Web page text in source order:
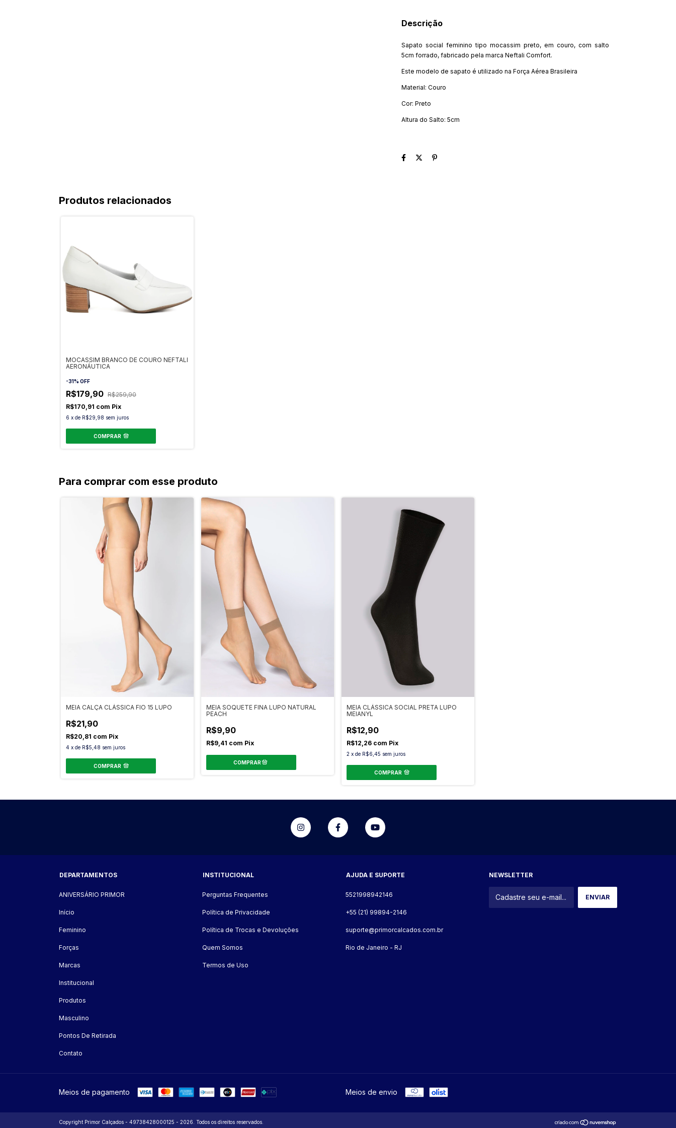
Descrição
Sapato social feminino tipo mocassim preto, em couro, com salto
5cm forrado, fabricado pela marca Neftali Comfort.
Este modelo de sapato é utilizado na Força Aérea Brasileira
Material: Couro
Cor: Preto
Altura do Salto: 5cm
Produtos relacionados
MOCASSIM BRANCO DE COURO NEFTALI
AERONÁUTICA
-31% OFF
R$179,90 R$259,90
R$170,91 com Pix
6 x de R$29,98 sem juros
COMPRAR
Para comprar com esse produto
MEIA CALÇA CLÁSSICA FIO 15 LUPO
R$21,90
R$20,81 com Pix
4 x de R$5,48 sem juros
COMPRAR
MEIA SOQUETE FINA LUPO NATURAL
PEACH
R$9,90
R$9,41 com Pix
MEIA CLÁSSICA SOCIAL PRETA LUPO
MEIANYL
R$12,90
R$12,26 com Pix
2 x de R$6,45 sem juros
COMPRAR
DEPARTAMENTOS
ANIVERSÁRIO PRIMOR
Início
Feminino
Forças
Marcas
Institucional
Produtos
Masculino
Pontos De Retirada
Contato
INSTITUCIONAL
Perguntas Frequentes
Política de Privacidade
Política de Trocas e Devoluções
Quem Somos
Termos de Uso
AJUDA E SUPORTE
5521998942146
+55 (21) 99894-2146
suporte@primorcalcados.com.br
Rio de Janeiro - RJ
NEWSLETTER
Meios de pagamento Meios de envio
Copyright Primor Calçados - 49738428000125 - 2026. Todos os direitos reservados.